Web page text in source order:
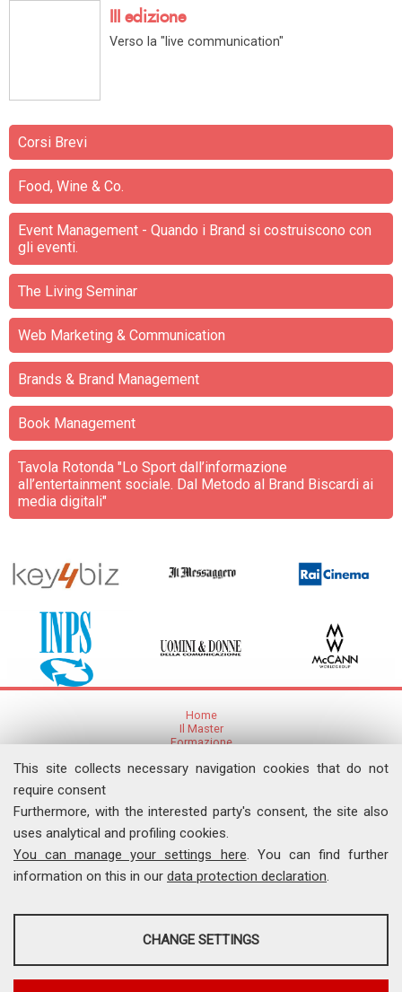
This site collects necessary navigation cookies that do not
require consent
Furthermore, with the interested party's consent, the site also
uses analytical and profiling cookies.
You can manage your settings here. You can find further
information on this in our data protection declaration.
ANALYSES
CHANGE SETTINGS
III edizione
Verso la "live communication"
Corsi Brevi
Food, Wine & Co.
Event Management - Quando i Brand si costruiscono con
gli eventi.
The Living Seminar
Web Marketing & Communication
Brands & Brand Management
Book Management
Tavola Rotonda "Lo Sport dall’informazione
all’entertainment sociale. Dal Metodo al Brand Biscardi ai
media digitali"
Home
Il Master
Formazione
Articoli e Pubblicazioni
News
Dicono di noi
Contatti
I Video del Master
Facoltà di Economia, Via Columbia, 2 - 00133 Roma
comunicamedia@economia.uniroma2.it